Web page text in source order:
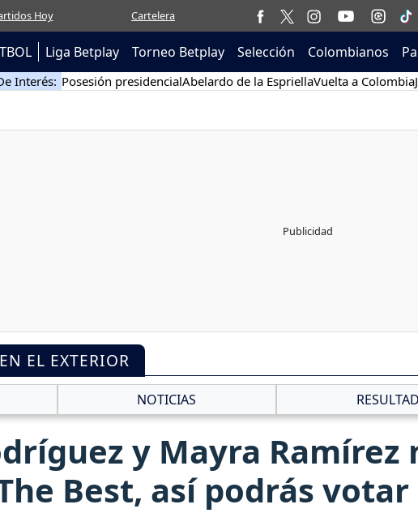
Hoy Cartelera
Liga Betplay Torneo Betplay Selección Colombianos
Interés: Posesión presidencialAbelardo de la EspriellaVuelta a Colombia
EL EXTERIOR
NOTICIAS
y Mayra
Best, así podrás